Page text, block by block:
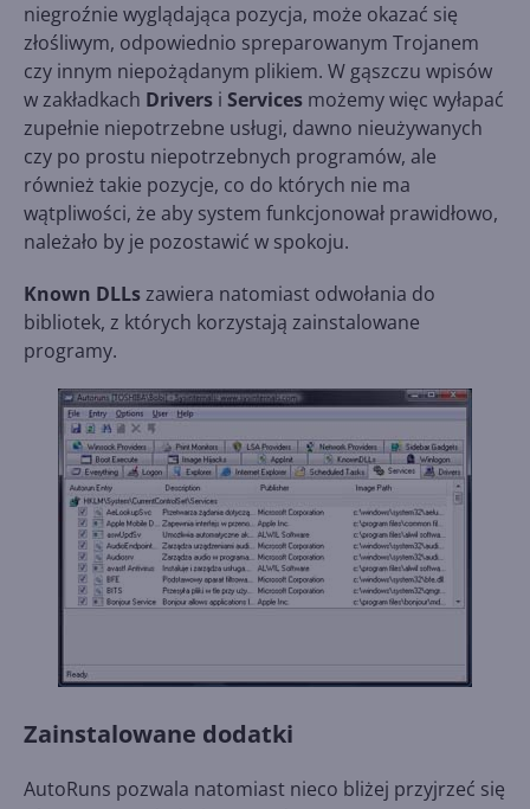
niegroźnie wyglądająca pozycja, może okazać się
złośliwym, odpowiednio spreparowanym Trojanem
czy innym niepożądanym plikiem. W gąszczu wpisów
w zakładkach Drivers i Services możemy więc wyłapać
zupełnie niepotrzebne usługi, dawno nieużywanych
czy po prostu niepotrzebnych programów, ale
również takie pozycje, co do których nie ma
wątpliwości, że aby system funkcjonował prawidłowo,
należało by je pozostawić w spokoju.
Known DLLszawiera natomiast odwołania do
bibliotek, z których korzystają zainstalowane
programy.
Zainstalowane dodatki
AutoRuns pozwala natomiast nieco bliżej przyjrzeć się